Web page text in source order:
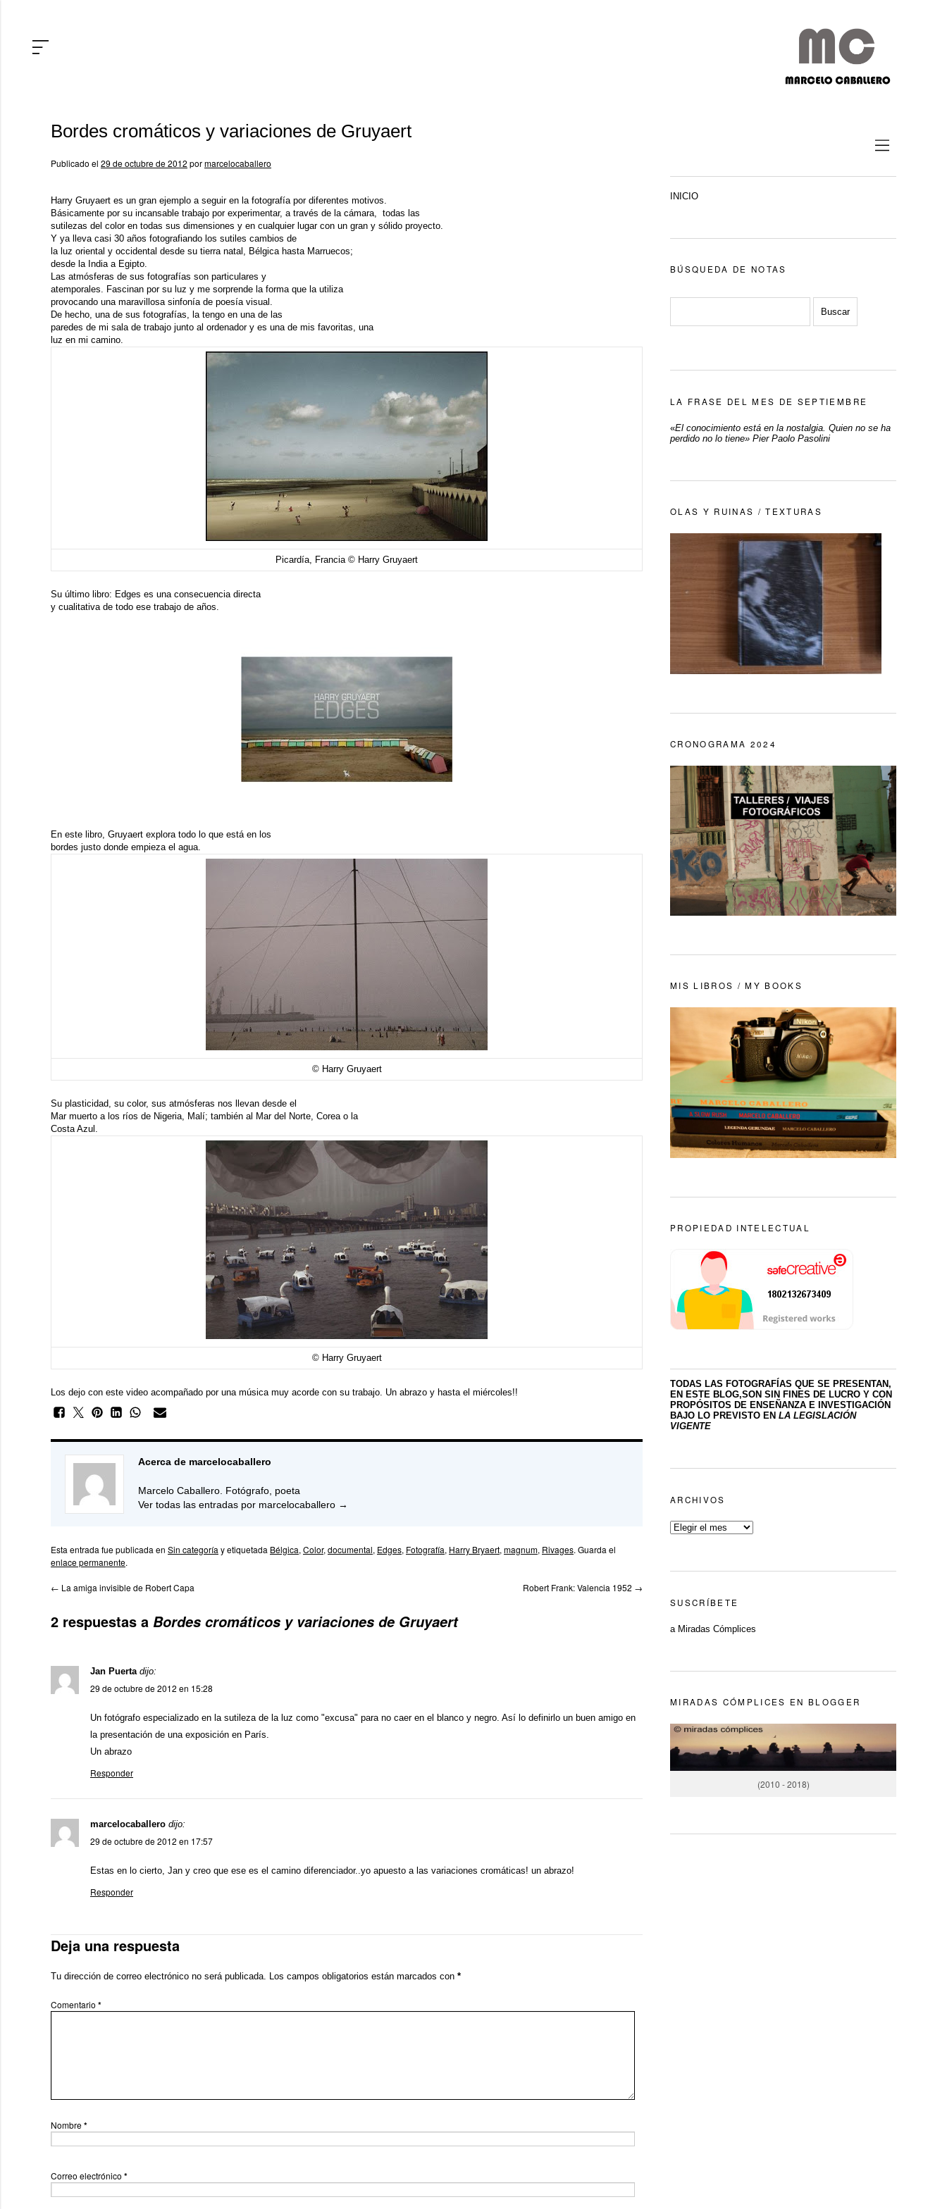
Bordes cromáticos y variaciones de Gruyaert
Publicado el 29 de octubre de 2012 pormarcelocaballero
Harry Gruyaert es un gran ejemplo a seguir en la fotografía por diferentes motivos.
Básicamente por su incansable trabajo por experimentar, a través de la cámara, todas las
sutilezas del color en todas sus dimensiones y en cualquier lugar con un gran y sólido proyecto.
Y ya lleva casi 30 años fotografiando los sutiles cambios de
la luz oriental y occidental desde su tierra natal, Bélgica hasta Marruecos;
desde la India a Egipto.
Las atmósferas de sus fotografías son particulares y
atemporales. Fascinan por su luz y me sorprende la forma que la utiliza
provocando una maravillosa sinfonía de poesía visual.
De hecho, una de sus fotografías, la tengo en una de las
paredes de mi sala de trabajo junto al ordenador y es una de mis favoritas, una
luz en mi camino.
Picardía, Francia © Harry Gruyaert
Su último libro: Edges es una consecuencia directa
y cualitativa de todo ese trabajo de años.
En este libro, Gruyaert explora todo lo que está en los
bordes justo donde empieza el agua.
© Harry Gruyaert
Su plasticidad, su color, sus atmósferas nos llevan desde el
Mar muerto a los ríos de Nigeria, Malí; también al Mar del Norte, Corea o la
Costa Azul.
© Harry Gruyaert
Los dejo con este video acompañado por una música muy acorde con su trabajo. Un abrazo y hasta el miércoles!!
Acerca de marcelocaballero
Marcelo Caballero. Fotógrafo, poeta
Ver todas las entradas por marcelocaballero →
Esta entrada fue publicada en Sin categoría y etiquetada Bélgica, Color, documental, Edges, Fotografía, Harry Bryaert, magnum, Rivages. Guarda el
enlace permanente.
← La amiga invisible de Robert Capa Robert Frank: Valencia 1952 →
2 respuestas a Bordes cromáticos y variaciones de Gruyaert
Jan Puerta dijo:
29 de octubre de 2012 en 15:28
Un fotógrafo especializado en la sutileza de la luz como "excusa" para no caer en el blanco y negro. Así lo definirlo un buen amigo en
la presentación de una exposición en París.
Un abrazo
Responder
marcelocaballero dijo:
29 de octubre de 2012 en 17:57
Estas en lo cierto, Jan y creo que ese es el camino diferenciador..yo apuesto a las variaciones cromáticas! un abrazo!
Responder
Deja una respuesta
Tu dirección de correo electrónico no será publicada. Los campos obligatorios están marcados con *
Comentario *
Nombre*
Correo electrónico *
INICIO
BÚSQUEDA DE NOTAS
LA FRASE DEL MES DE SEPTIEMBRE
«El conocimiento está en la nostalgia. Quien no se ha
perdido no lo tiene» Pier Paolo Pasolini
OLAS Y RUINAS / TEXTURAS
CRONOGRAMA 2024
MIS LIBROS / MY BOOKS
PROPIEDAD INTELECTUAL
TODAS LAS FOTOGRAFÍAS QUE SE PRESENTAN,
EN ESTE BLOG,SON SIN FINES DE LUCRO Y CON
PROPÓSITOS DE ENSEÑANZA E INVESTIGACIÓN
BAJO LO PREVISTO EN LA LEGISLACIÓN
VIGENTE
ARCHIVOS
SUSCRÍBETE
a Miradas Cómplices
MIRADAS CÓMPLICES EN BLOGGER
(2010 - 2018)